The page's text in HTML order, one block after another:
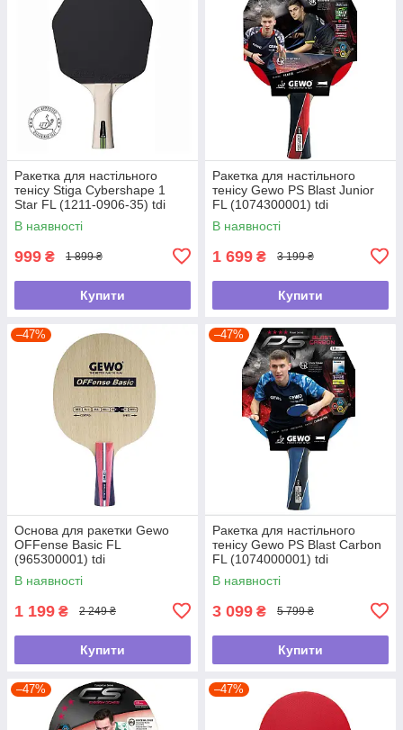
Ракетка для настільного
тенісу Stiga Cybershape 1
Star FL (1211-0906-35) tdi
В наявності
999 ₴ 1 899 ₴
Купити
Ракетка для настільного
тенісу Gewo PS Blast Junior
FL (1074300001) tdi
В наявності
1 699 ₴ 3 199 ₴
Купити
–47%
Основа для ракетки Gewo
OFFense Basic FL
(965300001) tdi
В наявності
1 199 ₴ 2 249 ₴
Купити
–47%
Ракетка для настільного
тенісу Gewo PS Blast Carbon
FL (1074000001) tdi
В наявності
3 099 ₴ 5 799 ₴
Купити
–47% –47%